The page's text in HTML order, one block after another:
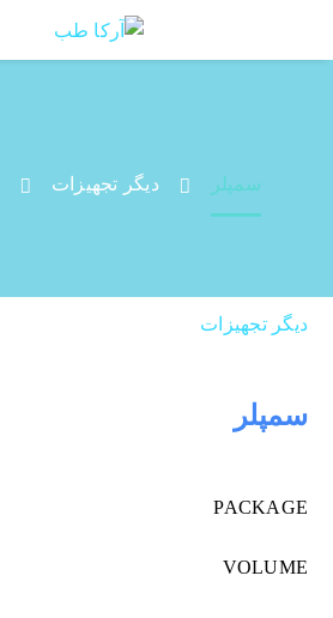
دیگر تجهیزات سمپلر
دیگر تجهیزات
سمپلر
PACKAGE
VOLUME